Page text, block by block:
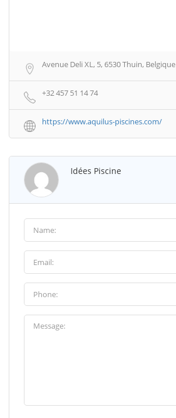
Avenue Deli XL, 5, 6530 Thuin, Belgique
+32 457 51 14 74
https://www.aquilus-piscines.com/
Idées Piscine